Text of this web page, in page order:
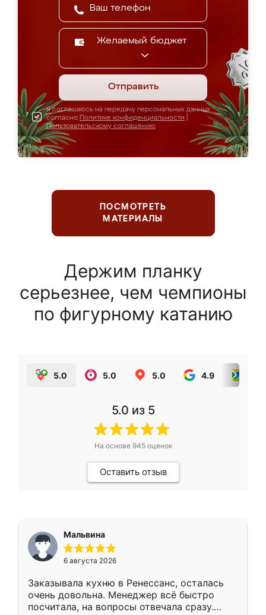
Желаемый бюджет
Отправить
Я соглашаюсь на передачу персональных данных
согласно Политике конфиденциальности
Пользовательскому соглашению
ПОСМОТРЕТЬ
МАТЕРИАЛЫ
Держим планку
серьезнее, чем чемпионы
по фигурному катанию
5.0 5.0 5.0 4.9
5.0 из 5
На основе 945оценок
Оставить отзыв
Мальвина
6 августа 2026
Заказывала кухню в Ренессанс, осталась
очень довольна. Менеджер всё быстро
посчитала, на вопросы отвечала сразу.